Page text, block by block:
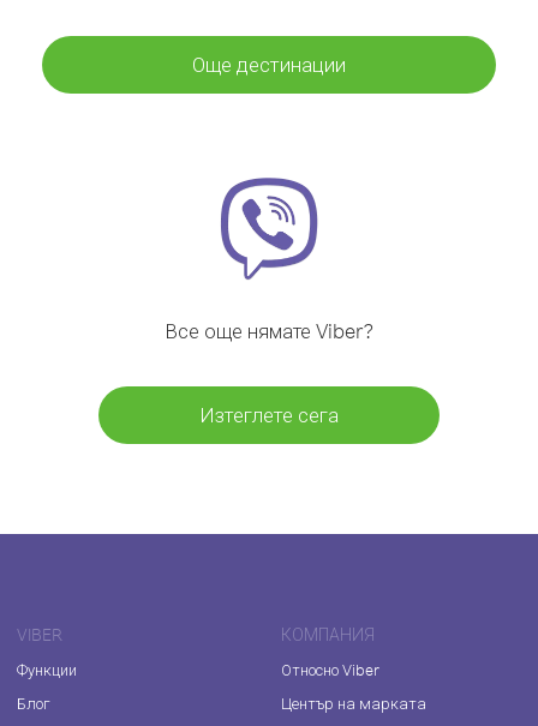
Още дестинации
Все още нямате Viber?
Изтеглете сега
VIBER
Функции
Блог
КОМПАНИЯ
Относно Viber
Център на марката